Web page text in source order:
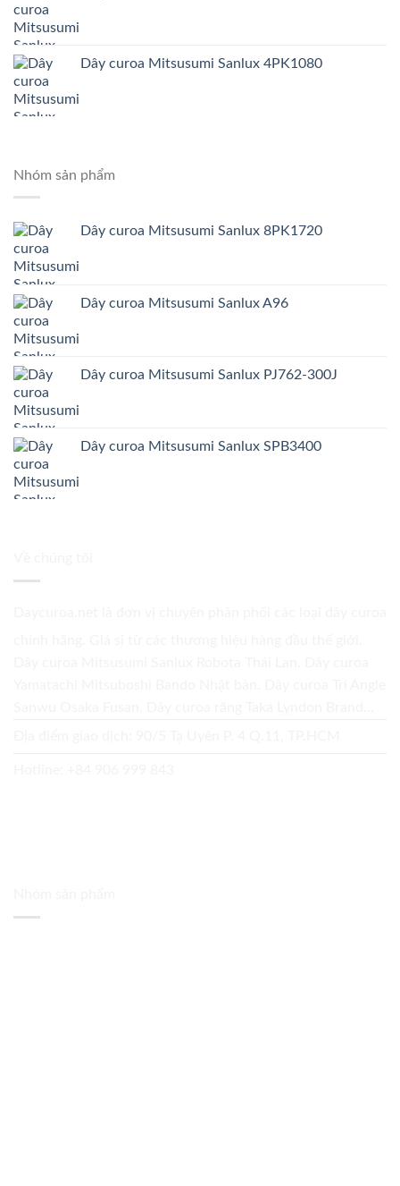
Dây curoa Mitsusumi Sanlux 4PK1080
Nhóm sản phẩm
Dây curoa Mitsusumi Sanlux 8PK1720
Dây curoa Mitsusumi Sanlux A96
Dây curoa Mitsusumi Sanlux PJ762-300J
Dây curoa Mitsusumi Sanlux SPB3400